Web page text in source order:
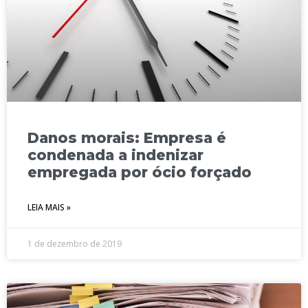
Danos morais: Empresa é
condenada a indenizar
empregada por ócio forçado
LEIA MAIS »
1 de dezembro de 2019